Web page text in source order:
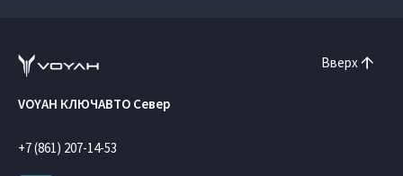
Вверх
VOYAH КЛЮЧАВТО Север
+7 (861) 207-14-53